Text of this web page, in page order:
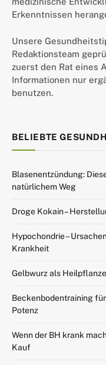
Erkenntnissen
Unsere
Redaktionsteam
zuerst den Rat eines
Informationen nur
benutzen.
BELIEBTE
Blasenentzündung:
natürlichem Weg
Droge Kokain –
Hypochondrie –
Krankheit
Gelbwurz als
Beckenbodentraining
Potenz
Wenn der BH krank
Kauf